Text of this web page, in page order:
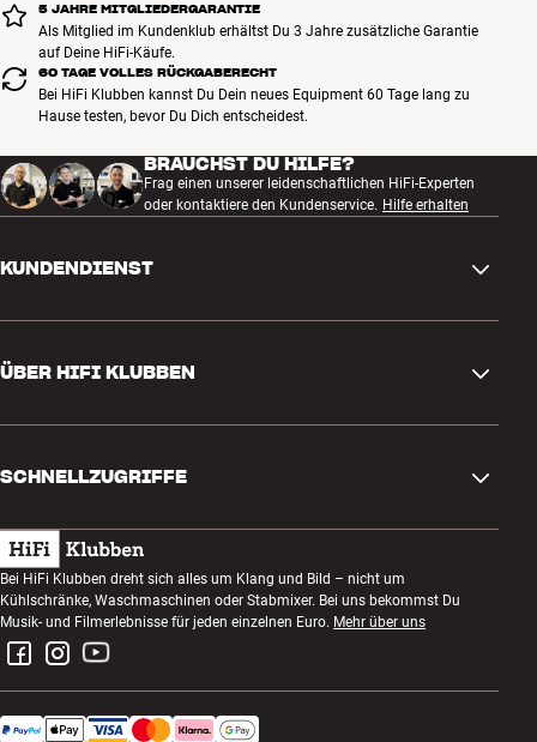
5 JAHRE MITGLIEDERGARANTIE
Als Mitglied im Kundenklub erhältst Du 3 Jahre zusätzliche Garantie
auf Deine HiFi-Käufe.
60 TAGE VOLLES RÜCKGABERECHT
Bei HiFi Klubben kannst Du Dein neues Equipment 60 Tage lang zu
Hause testen, bevor Du Dich entscheidest.
BRAUCHST DU HILFE?
Frag einen unserer leidenschaftlichen HiFi-Experten
oder kontaktiere den Kundenservice. Hilfe erhalten
KUNDENDIENST
Rückgabe und Reklamation
Bestellung widerrufen
AGB
Datenschutzerklärung
Impressum
ÜBER HIFI KLUBBEN
Kundenklub
Abend zum Zuhören
Wettbewerbe
Jobs bei HiFi Klubben
SCHNELLZUGRIFFE
Geschenkkarte
Bauen mit Klang
Montage und Installation
Rückgabe von Elektroschrott
Bei HiFi Klubben dreht sich alles um Klang und Bild – nicht um
Kühlschränke, Waschmaschinen oder Stabmixer. Bei uns bekommst Du
Musik- und Filmerlebnisse für jeden einzelnen Euro. Mehr über uns